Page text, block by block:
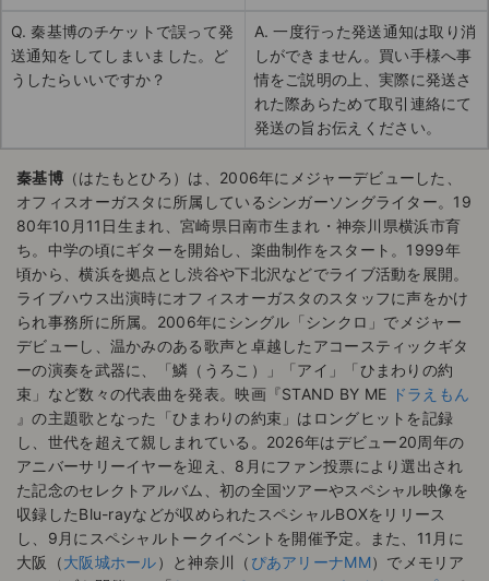
Q. 秦基博のチケットで誤って発
送通知をしてしまいました。ど
うしたらいいですか？
A. 一度行った発送通知は取り消
しができません。買い手様へ事
情をご説明の上、実際に発送さ
れた際あらためて取引連絡にて
発送の旨お伝えください。
秦基博（はたもとひろ）は、2006年にメジャーデビューした、
オフィスオーガスタに所属しているシンガーソングライター。19
80年10月11日生まれ、宮崎県日南市生まれ・神奈川県横浜市育
ち。中学の頃にギターを開始し、楽曲制作をスタート。1999年
頃から、横浜を拠点とし渋谷や下北沢などでライブ活動を展開。
ライブハウス出演時にオフィスオーガスタのスタッフに声をかけ
られ事務所に所属。2006年にシングル「シンクロ」でメジャー
デビューし、温かみのある歌声と卓越したアコースティックギタ
ーの演奏を武器に、「鱗（うろこ）」「アイ」「ひまわりの約
束」など数々の代表曲を発表。映画『STAND BY ME ドラえもん
』の主題歌となった「ひまわりの約束」はロングヒットを記録
し、世代を超えて親しまれている。2026年はデビュー20周年の
アニバーサリーイヤーを迎え、8月にファン投票により選出され
た記念のセレクトアルバム、初の全国ツアーやスペシャル映像を
収録したBlu-rayなどが収められたスペシャルBOXをリリース
し、9月にスペシャルトークイベントを開催予定。また、11月に
大阪（大阪城ホール）と神奈川（ ぴあアリーナMM）でメモリア